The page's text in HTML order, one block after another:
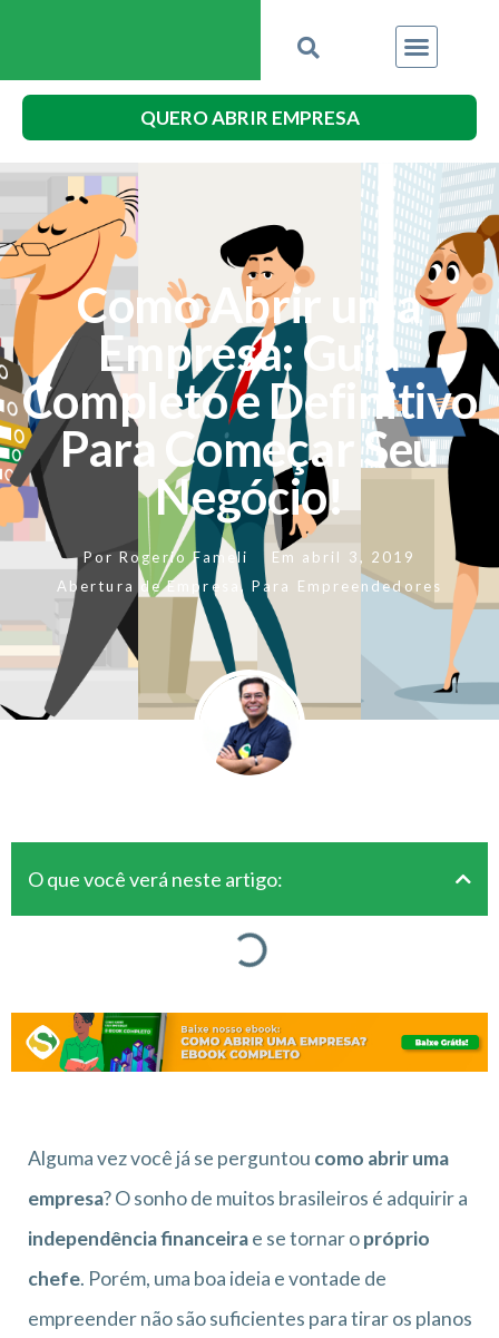
QUERO ABRIR EMPRESA
Como Abrir uma
Empresa: Guia
Completo e Definitivo
Para Começar Seu
Negócio!
Por Rogerio Fameli Em abril 3, 2019
Abertura de Empresa ,Para Empreendedores
O que você verá neste artigo:
Alguma vez você já se perguntou como abrir uma
empresa? O sonho de muitos brasileiros é adquirir a
independência financeirae se tornar opróprio
chefe. Porém, uma boa ideia e vontade de
empreender não são suficientes para tirar os planos